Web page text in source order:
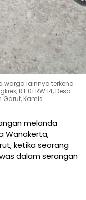
lainnya terkena
RT 01 RW 14, Desa
Kamis
melanda
Wanakerta,
ketika seorang
dalam serangan